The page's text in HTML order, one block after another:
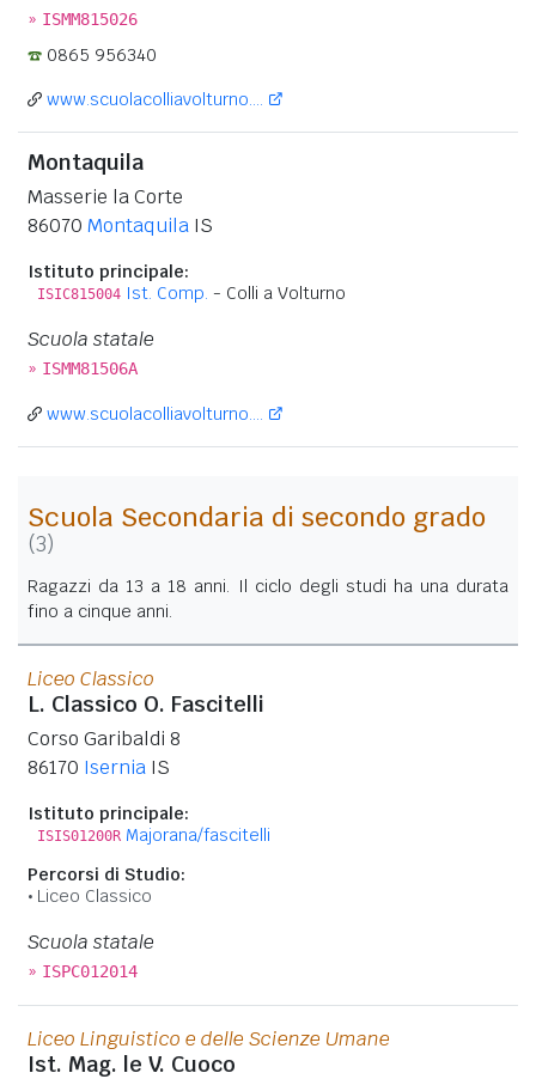
» ISMM815026
0865 956340
www.scuolacolliavolturno....
Montaquila
Masserie la Corte
86070 Montaquila IS
Istituto principale:
ISIC815004 Ist. Comp. - Colli a Volturno
Scuola statale
» ISMM81506A
www.scuolacolliavolturno....
Scuola Secondaria di secondo grado
(3)
Ragazzi da 13 a 18 anni. Il ciclo degli studi ha una durata
fino a cinque anni.
Liceo Classico
L. Classico O. Fascitelli
Corso Garibaldi 8
86170 Isernia IS
Istituto principale:
ISIS01200R Majorana/fascitelli
Percorsi di Studio:
Liceo Classico
Scuola statale
» ISPC012014
Liceo Linguistico e delle Scienze Umane
Ist. Mag. le V. Cuoco